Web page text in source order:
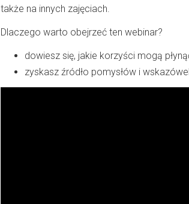
także na innych zajęciach.
Dlaczego warto obejrzeć ten webinar?
dowiesz się, jakie korzyści mogą
zyskasz źródło pomysłów i